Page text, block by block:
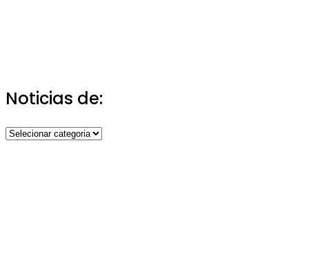
Noticias de:
Noticias